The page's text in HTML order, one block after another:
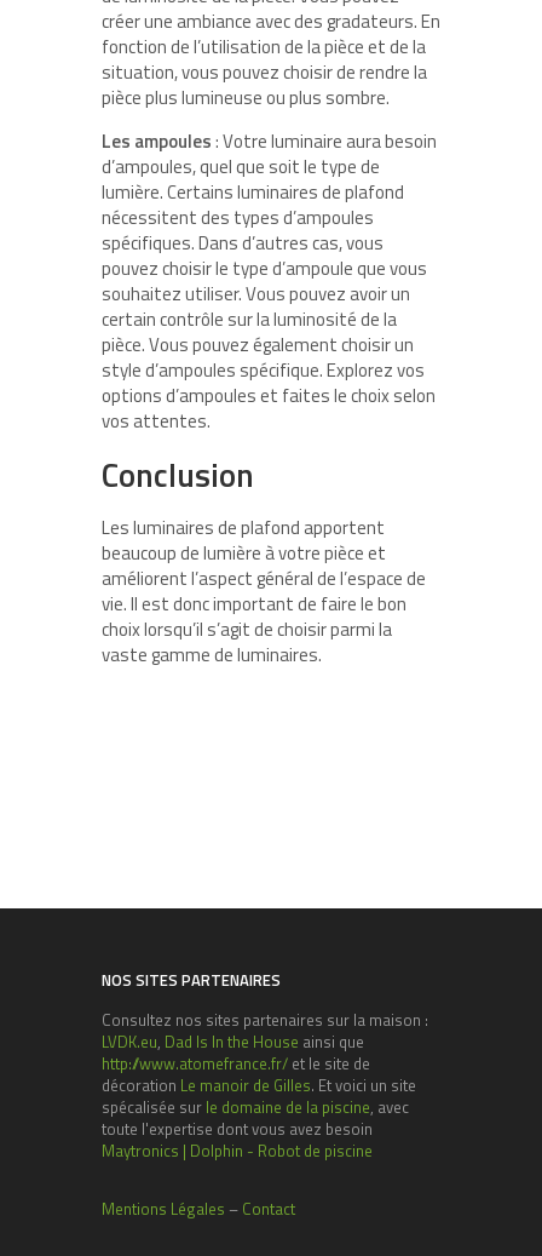
créer une ambiance avec des gradateurs. En
fonction de l’utilisation de la pièce et de la
situation, vous pouvez choisir de rendre la
pièce plus lumineuse ou plus sombre.
Les ampoules: Votre luminaire aura besoin
d’ampoules, quel que soit le type de
lumière. Certains luminaires de plafond
nécessitent des types d’ampoules
spécifiques. Dans d’autres cas, vous
pouvez choisir le type d’ampoule que vous
souhaitez utiliser. Vous pouvez avoir un
certain contrôle sur la luminosité de la
pièce. Vous pouvez également choisir un
style d’ampoules spécifique. Explorez vos
options d’ampoules et faites le choix selon
vos attentes.
Conclusion
Les luminaires de plafond apportent
beaucoup de lumière à votre pièce et
améliorent l’aspect général de l’espace de
vie. Il est donc important de faire le bon
choix lorsqu’il s’agit de choisir parmi la
vaste gamme de luminaires.
NOS SITES PARTENAIRES
Consultez nos sites partenaires sur la maison :
LVDK.eu, Dad Is In the House ainsi que
http://www.atomefrance.fr/ et le site de
décoration Le manoir de Gilles. Et voici un site
spécalisée sur le domaine de la piscine, avec
toute l'expertise dont vous avez besoin
Maytronics | Dolphin - Robot de piscine
Mentions Légales – Contact